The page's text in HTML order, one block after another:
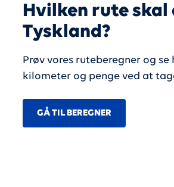
Hvilken rute skal
Tyskland?
Prøv vores ruteberegner og
kilometer og penge ved at
GÅ TIL BEREGNER